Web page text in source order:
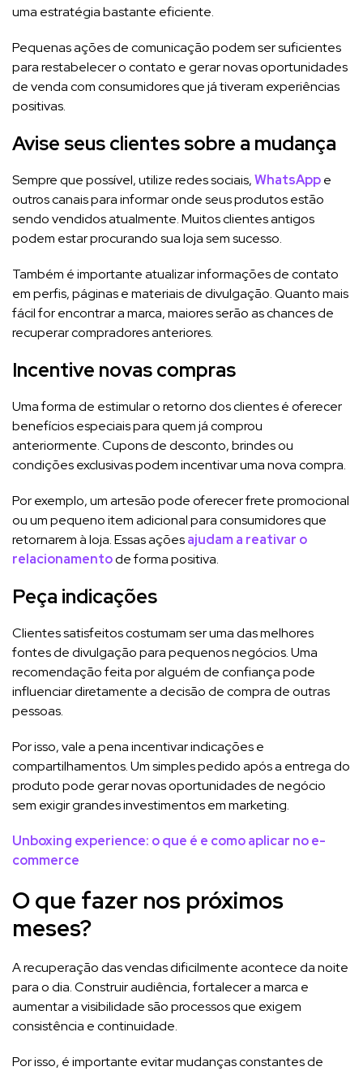
uma estratégia bastante eficiente.
Pequenas ações de comunicação podem ser suficientes
para restabelecer o contato e gerar novas oportunidades
de venda com consumidores que já tiveram experiências
positivas.
Avise seus clientes sobre a mudança
Sempre que possível, utilize redes sociais,WhatsAppe
outros canais para informar onde seus produtos estão
sendo vendidos atualmente. Muitos clientes antigos
podem estar procurando sua loja sem sucesso.
Também é importante atualizar informações de contato
em perfis, páginas e materiais de divulgação. Quanto mais
fácil for encontrar a marca, maiores serão as chances de
recuperar compradores anteriores.
Incentive novas compras
Uma forma de estimular o retorno dos clientes é oferecer
benefícios especiais para quem já comprou
anteriormente. Cupons de desconto, brindes ou
condições exclusivas podem incentivar uma nova compra.
Por exemplo, um artesão pode oferecer frete promocional
ou um pequeno item adicional para consumidores que
retornarem à loja. Essas açõesajudam a reativar o
relacionamentode forma positiva.
Peça indicações
Clientes satisfeitos costumam ser uma das melhores
fontes de divulgação para pequenos negócios. Uma
recomendação feita por alguém de confiança pode
influenciar diretamente a decisão de compra de outras
pessoas.
Por isso, vale a pena incentivar indicações e
compartilhamentos. Um simples pedido após a entrega do
produto pode gerar novas oportunidades de negócio
sem exigir grandes investimentos em marketing.
Unboxing experience: o que é e como aplicar no e-
commerce
O que fazer nos próximos
meses?
A recuperação das vendas dificilmente acontece da noite
para o dia. Construir audiência, fortalecer a marca e
aumentar a visibilidade são processos que exigem
consistência e continuidade.
Por isso, é importante evitar mudanças constantes de